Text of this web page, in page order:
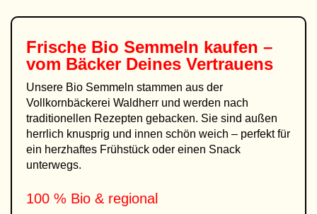
Frische Bio Semmeln kaufen –
vom Bäcker Deines Vertrauens
Unsere Bio Semmeln stammen aus der
Vollkornbäckerei Waldherr und werden nach
traditionellen Rezepten gebacken. Sie sind außen
herrlich knusprig und innen schön weich – perfekt für
ein herzhaftes Frühstück oder einen Snack
unterwegs.
100 % Bio & regional